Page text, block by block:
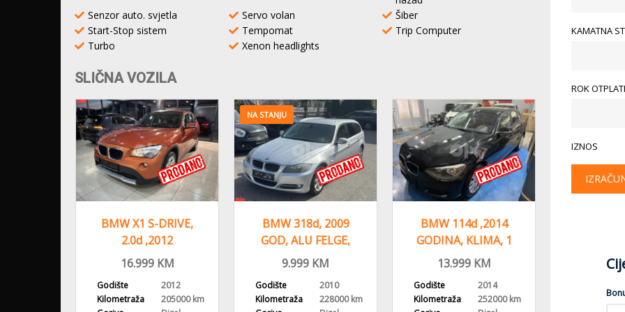
Senzor auto. svjetla
Servo volan
Šiber
Start-Stop sistem
Tempomat
Trip Computer
Turbo
Xenon headlights
SLIČNA VOZILA
BMW X1 S-DRIVE,
2.0d ,2012
GODINA,ALU FELGE
16.999KM
Godište
2012
Kilometraža
205000 km
NA STANJU
BMW 318d, 2009
GOD, ALU FELGE,
DVOZONSKA KLIMA
9.999 KM
Godište
2010
Kilometraža
228000 km
BMW 114d ,2014
GODINA, KLIMA, 1
VLASNIK
13.999KM
Godište
2014
Kilometraža
252000 km
XENONI,
Kilometraža
KAMATNA
ROK
IZNOS